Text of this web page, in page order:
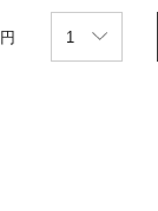
円